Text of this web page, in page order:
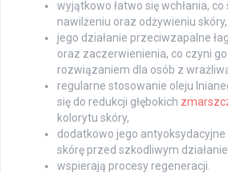
wyjątkowo łatwo się wchłania,
nawilżeniu oraz odżywieniu skóry,
jego działanie przeciwzapalne
oraz zaczerwienienia, co czyni
rozwiązaniem dla osób z
regularne stosowanie oleju
się do redukcji głębokich
kolorytu skóry,
dodatkowo jego antyoksydacyjne
skórę przed szkodliwym
wspierają procesy regeneracji.